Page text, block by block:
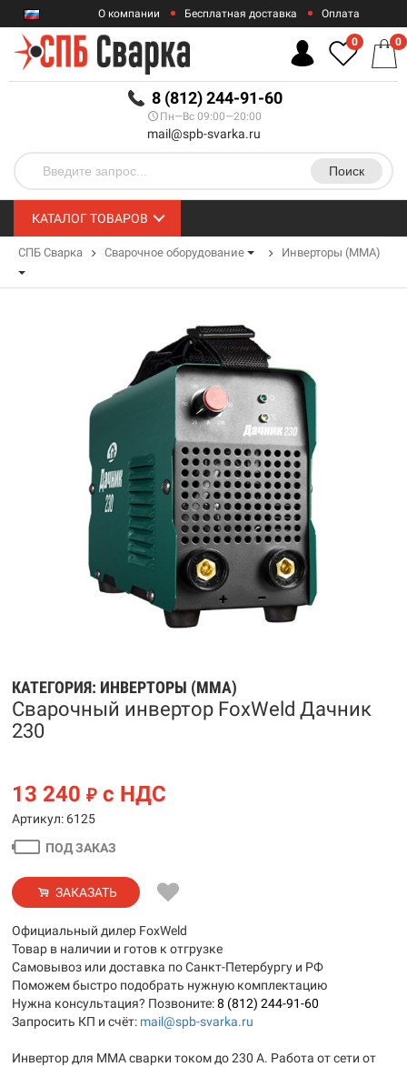
RUB
О компании Бесплатная доставка Оплата
Гарантии
8 (812) 244-91-60
Пн—Вс 09:00—20:00
mail@spb-svarka.ru
Поиск
0 0
КАТАЛОГ ТОВАРОВ
СПБ Сварка Сварочное оборудование Инверторы (MMA)
КАТЕГОРИЯ: ИНВЕРТОРЫ (MMA)
Сварочный инвертор FoxWeld Дачник
230
13 240 ₽ с НДС
Артикул: 6125
ПОД ЗАКАЗ
ЗАКАЗАТЬ
Официальный дилер FoxWeld
Товар в наличии и готов к отгрузке
Самовывоз или доставка по Санкт-Петербургу и РФ
Поможем быстро подобрать нужную комплектацию
Нужна консультация? Позвоните:8 (812) 244-91-60
Запросить КП и счёт: mail@spb-svarka.ru
Инвертор для MMA сварки током до 230 А. Работа от сети от